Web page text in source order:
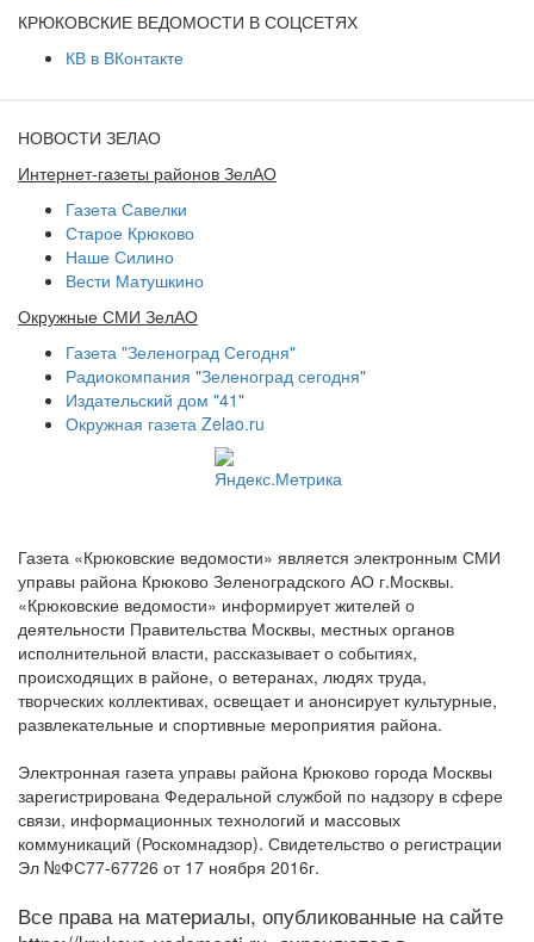
КРЮКОВСКИЕ ВЕДОМОСТИ В СОЦСЕТЯХ
КВ в ВКонтакте
НОВОСТИ ЗЕЛАО
Интернет-газеты районов ЗелАО
Газета Савелки
Старое Крюково
Наше Силино
Вести Матушкино
Окружные СМИ ЗелАО
Газета "Зеленоград Сегодня"
Радиокомпания "Зеленоград сегодня"
Издательский дом "41"
Окружная газета Zelao.ru
Газета «Крюковские ведомости» является электронным СМИ
управы района Крюково Зеленоградского АО г.Москвы.
«Крюковские ведомости» информирует жителей о
деятельности Правительства Москвы, местных органов
исполнительной власти, рассказывает о событиях,
происходящих в районе, о ветеранах, людях труда,
творческих коллективах, освещает и анонсирует культурные,
развлекательные и спортивные мероприятия района.
Электронная газета управы района Крюково города Москвы
зарегистрирована Федеральной службой по надзору в сфере
связи, информационных технологий и массовых
коммуникаций (Роскомнадзор). Свидетельство о регистрации
Эл №ФС77-67726 от 17 ноября 2016г.
Все права на материалы, опубликованные на сайте